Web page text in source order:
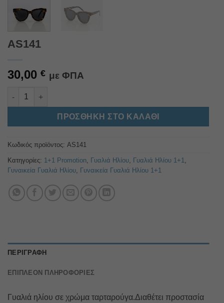
AS141
30,00 € με ΦΠΑ
AS141 ποσότητα
ΠΡΟΣΘΉΚΗ ΣΤΟ ΚΑΛΆΘΙ
Alternative:
Κωδικός προϊόντος: AS141
Κατηγορίες: 1+1 Promotion Γυαλιά Ηλίου Γυαλιά Ηλίου 1+1
Γυναικεία Γυαλιά Ηλίου
Γυναικεία Γυαλιά Ηλίου 1+1
ΠΕΡΙΓΡΑΦΉ
ΕΠΙΠΛΈΟΝ ΠΛΗΡΟΦΟΡΊΕΣ
Γυαλιά ηλίου σε χρώμα ταρταρούγα.Διαθέτει προστασία